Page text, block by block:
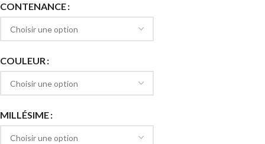
CONTENANCE
COULEUR
MILLÉSIME